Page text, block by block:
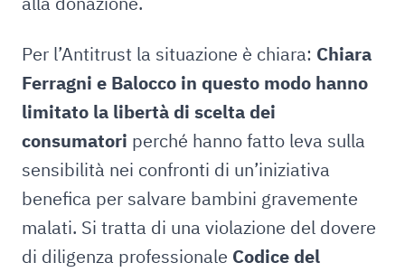
Per l’Antitrust la situazione è chiara: Chiara
Ferragni e Balocco in questo modo hanno
limitato la libertà di scelta dei
consumatori perché hanno fatto leva sulla
sensibilità nei confronti di un’iniziativa
benefica per salvare bambini gravemente
malati. Si tratta di una violazione del dovere
di diligenza professionale Codice del